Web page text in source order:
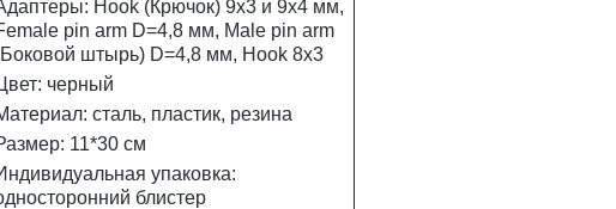
Hook (Крючок) 9х3 и 9х4 мм,
pin arm D=4,8 мм, Male pin arm
штырь) D=4,8 мм, Hook 8x3
черный
сталь, пластик, резина
11*30 см
упаковка:
блистер